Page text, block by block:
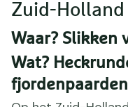
Zuid-Holland
Waar? Slikken
Wat?
fjordenpaarden